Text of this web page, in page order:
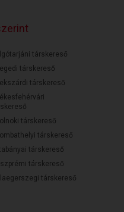
társkereső
társkereső
társkereső
társkereső
társkereső
társkereső
társkereső
társkereső